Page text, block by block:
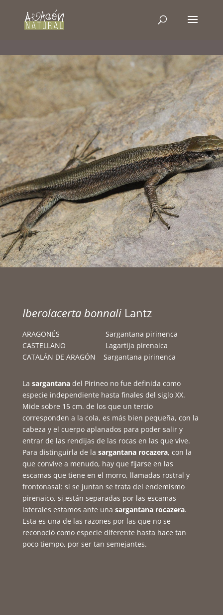
Iberolacerta bonnali Lantz
ARAGONÉS Sargantana pirinenca
CASTELLANO Lagartija pirenaica
CATALÁN DE ARAGÓN Sargantana pirinenca
La sargantanadel Pirineo no fue definida como
especie independiente hasta finales del siglo XX.
Mide sobre 15 cm. de los que un tercio
corresponden a la cola, es más bien pequeña, con la
cabeza y el cuerpo aplanados para poder salir y
entrar de las rendijas de las rocas en las que vive.
Para distinguirla de la sargantana rocazera, con la
que convive a menudo, hay que fijarse en las
escamas que tiene en el morro, llamadas rostral y
frontonasal: si se juntan se trata del endemismo
pirenaico, si están separadas por las escamas
laterales estamos ante una sargantana rocazera.
Esta es una de las razones por las que no se
reconoció como especie diferente hasta hace tan
poco tiempo, por ser tan semejantes.